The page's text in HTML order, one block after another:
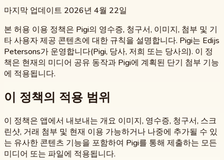
마지막 업데이트 2026년 4월 22일
본 허용 이용 정책은 Pigi의 영수증, 청구서, 이미지, 첨부 및 기
타 사용자 제공 콘텐츠에 대한 규칙을 설명합니다. Pigi는 Edijs
Petersons가 운영합니다(Pigi, 당사, 저희 또는 당사의). 이 정
책은 현재의 미디어 공유 동작과 Pigi에 계획된 단기 첨부 기능
에 적용됩니다.
이 정책의 적용 범위
이 정책은 앱에서 내보내는 개요 이미지, 영수증, 청구서, 스크
린샷, 거래 첨부 및 현재 이용 가능하거나 나중에 추가될 수 있
는 유사한 콘텐츠 기능을 포함하여 Pigi를 통해 제출하는 모든
미디어 또는 파일에 적용됩니다.